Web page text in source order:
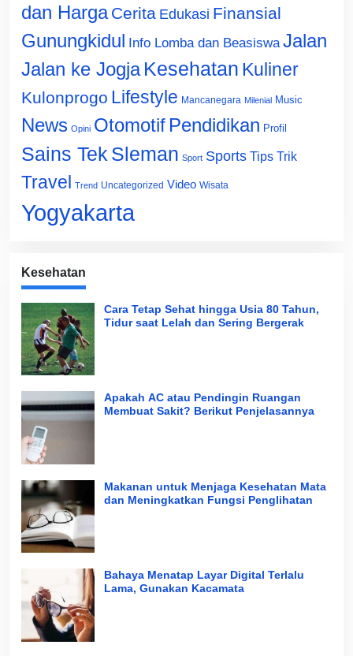
dan Harga Cerita Edukasi Finansial
Gunungkidul Info Lomba dan Beasiswa Jalan
Jalan ke Jogja Kesehatan Kuliner
Kulonprogo Lifestyle Mancanegara Milenial Music
News Opini Otomotif Pendidikan Profil
Sains Tek Sleman Sport Sports Tips Trik
Travel Trend Uncategorized Video Wisata
Yogyakarta
Kesehatan
Cara Tetap Sehat hingga Usia 80 Tahun,
Tidur saat Lelah dan Sering Bergerak
Apakah AC atau Pendingin Ruangan
Membuat Sakit? Berikut Penjelasannya
Makanan untuk Menjaga Kesehatan Mata
dan Meningkatkan Fungsi Penglihatan
Bahaya Menatap Layar Digital Terlalu
Lama, Gunakan Kacamata